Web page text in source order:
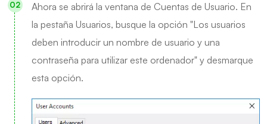
Ahora se abrirá la ventana de Cuentas de Usuario. En
la pestaña Usuarios, busque la opción "Los usuarios
deben introducir un nombre de usuario y una
contraseña para utilizar este ordenador" y desmarque
esta opción.